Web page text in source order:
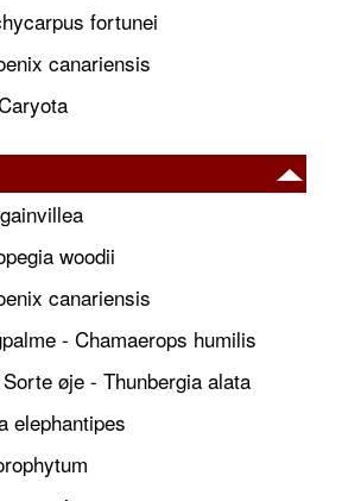
fortunei
canariensis
woodii
canariensis
- Chamaerops humilis
øje - Thunbergia alata
elephantipes